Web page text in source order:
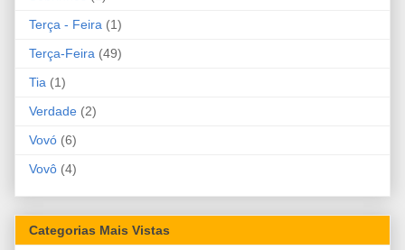
Terça - Feira (1)
Terça-Feira (49)
Tia (1)
Verdade (2)
Vovó (6)
Vovô (4)
Categorias Mais Vistas